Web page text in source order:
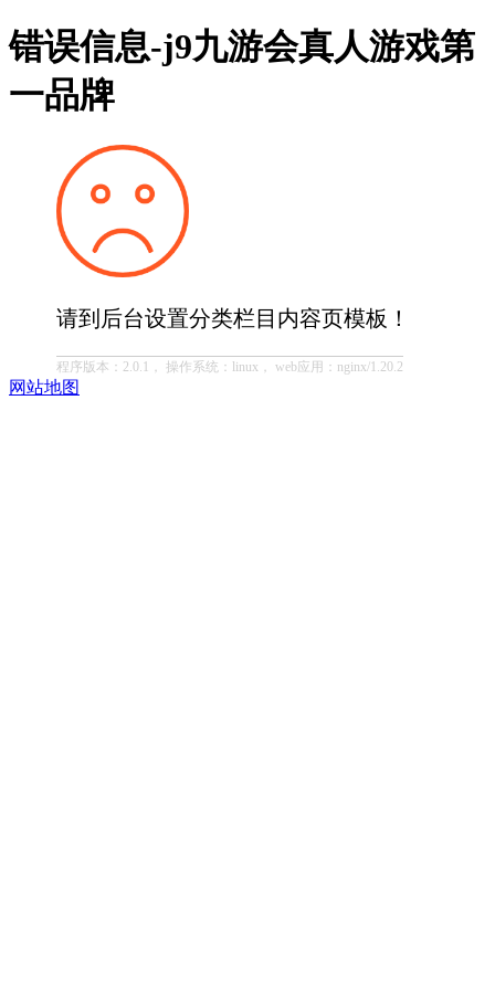
错误信息-j9九游会真人游戏第
一品牌
请到后台设置分类栏目内容页模板！
程序版本：2.0.1， 操作系统：linux， web应用：nginx/1.20.2
网站地图